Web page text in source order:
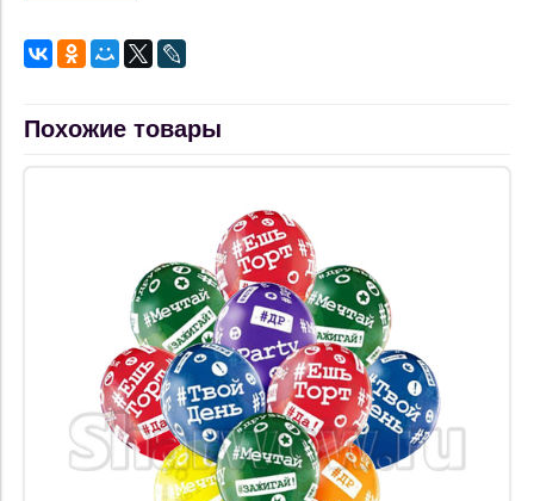
Похожие товары